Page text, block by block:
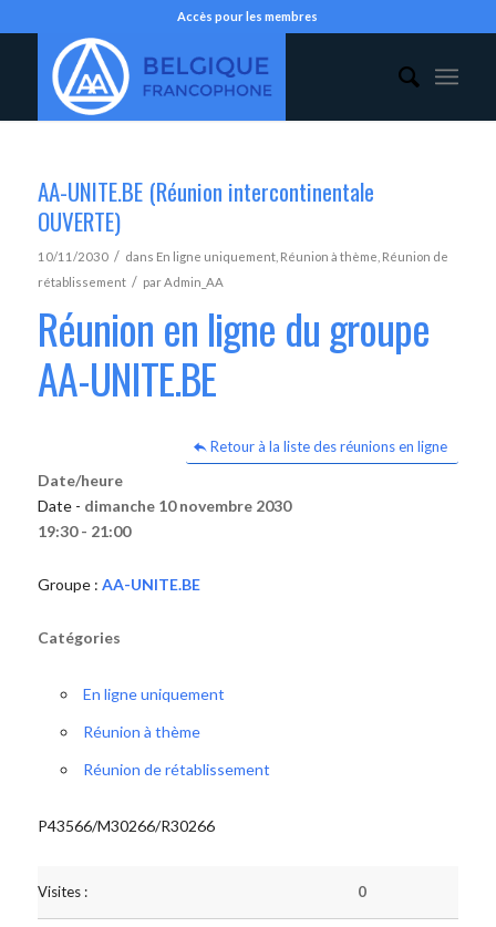
Accès pour les membres
AA-UNITE.BE (Réunion intercontinentale
OUVERTE)
10/11/2030 / dans En ligne uniquement, Réunion à thème Réunion de
rétablissement / parAdmin_AA
Réunion en ligne du groupe
AA-UNITE.BE
Retour à la liste des réunions en ligne
Date/heure
Date - dimanche 10 novembre 2030
19:30 - 21:00
Groupe : AA-UNITE.BE
Catégories
En ligne uniquement
Réunion à thème
Réunion de rétablissement
P43566/M30266/R30266
Visites : 0